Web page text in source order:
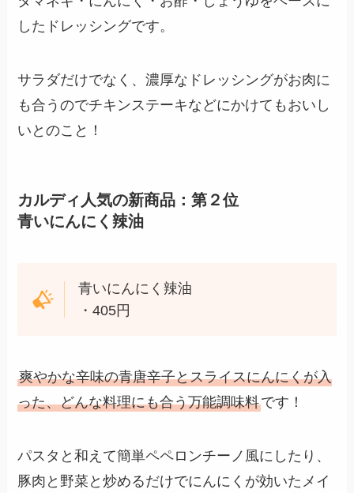
したドレッシングです。
サラダだけでなく、濃厚なドレッシングがお肉に
も合うのでチキンステーキなどにかけてもおいし
いとのこと！
カルディ人気の新商品：第２位
青いにんにく辣油
青いにんにく辣油
・405円
爽やかな辛味の青唐辛子とスライスにんにくが入
った、どんな料理にも合う万能調味料です！
パスタと和えて簡単ペペロンチーノ風にしたり、
豚肉と野菜と炒めるだけでにんにくが効いたメイ